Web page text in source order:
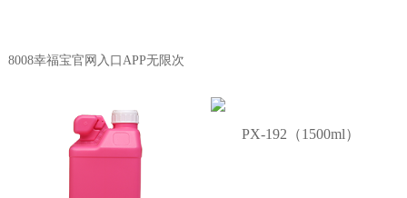
8008幸福宝官网入口APP无限次
PX-192（1500ml）